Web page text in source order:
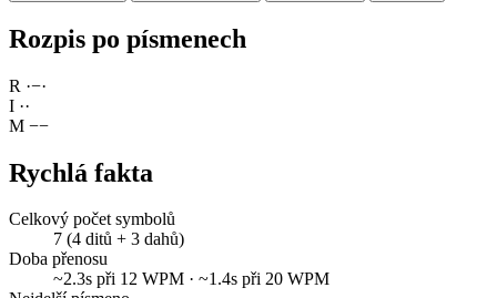
Rozpis po písmenech
R ·−·
I ··
M −−
Rychlá fakta
Celkový počet symbolů
7 (4 ditů + 3 dahů)
Doba přenosu
~2.3s při 12 WPM · ~1.4s při 20 WPM